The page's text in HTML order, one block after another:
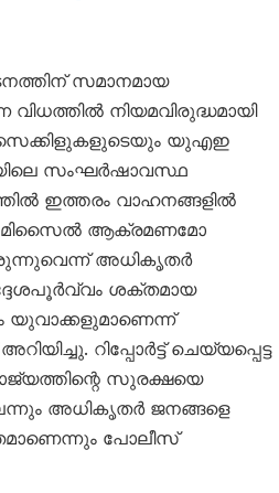
സമാനമായ
വിധത്തിൽ നിയമവിരുദ്ധമായി
സൈക്കിളുകളുടെയും യുഎഇ
സംഘർഷാവസ്ഥ
ഇത്തരം വാഹനങ്ങളിൽ
മിസൈൽ ആക്രമണമോ
അധികൃതർ
ശക്തമായ
യുവാക്കളുമാണെന്ന്
റിപ്പോർട്ട് ചെയ്യപ്പെട്ട
സുരക്ഷയെ
അധികൃതർ ജനങ്ങളെ
പോലീസ്